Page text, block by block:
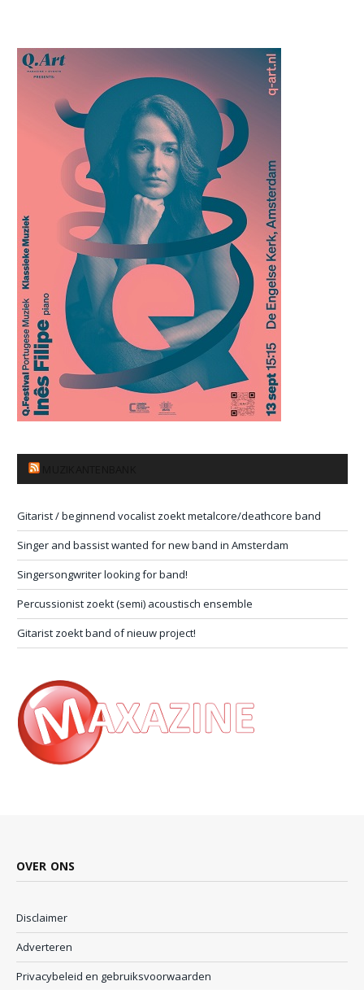
Gitarist / beginnend vocalist zoekt metalcore/deathcore band
Singer and bassist wanted for new band in Amsterdam
Singersongwriter looking for band!
Percussionist zoekt (semi) acoustisch ensemble
Gitarist zoekt band of nieuw project!
OVER ONS
Disclaimer
Adverteren
Privacybeleid en gebruiksvoorwaarden